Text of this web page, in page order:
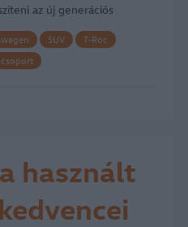
az új generációs
SUV
T-Roc
használt